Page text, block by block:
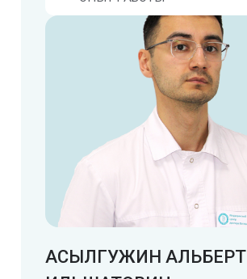
АСЫЛГУЖИН АЛЬБЕРТ
SMAS-лифтинг лица